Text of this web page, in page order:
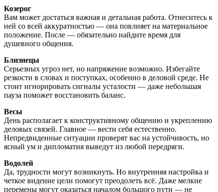
Козерог
Вам может достаться важная и детальная работа. Отнеситесь к
ней со всей аккуратностью — она повлияет на материальное
положение. После — обязательно найдите время для
душевного общения.
Близнецы
Серьезных угроз нет, но напряжение возможно. Избегайте
резкости в словах и поступках, особенно в деловой среде. Не
стоит игнорировать сигналы усталости — даже небольшая
пауза поможет восстановить баланс.
Весы
День располагает к конструктивному общению и укреплению
деловых связей. Главное — вести себя естественно.
Непредвиденные ситуации проверят вас на устойчивость, но
ясный ум и дипломатия выведут из любой передряги.
Водолей
Да, трудности могут возникнуть. Но внутренняя настройка и
четкое видение цели помогут преодолеть всё. Даже мелкие
перемены могут оказаться началом большого пути — не